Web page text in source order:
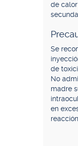
de
Se
de
No
madre
en